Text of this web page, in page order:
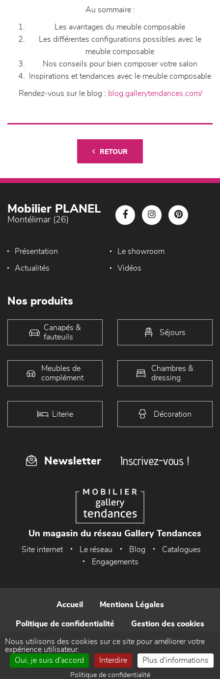
Au sommaire :
Les avantages du meuble composable
Les différentes configurations possibles avec le
meuble composable
Nos conseils pour bien composer votre salon
Inspirations et tendances avec le meuble composable
Rendez-vous sur le blog : blog.gallerytendances.com/
RETOUR
Mobilier PLANEL
Montélimar (26)
Présentation Le showroom
Actualités Vidéos
Nos produits
Canapés &
fauteuils
Séjours
Meubles de
complément
Chambres &
dressing
Literie Décoration
Newsletter Inscrivez-vous !
Un magasin du réseau Gallery Tendances
Site internet Le réseau Blog
Catalogues
Engagements
Accueil Mentions Légales
Politique de confidentialité Gestion des cookies
Contact
Réalisé par WEB Enseignes
Nous utilisons des cookies sur ce site pour améliorer votre
expérience utilisateur.
Oui, je suis d'accord
Interdire Plus d'informations
Politique de confidentialité